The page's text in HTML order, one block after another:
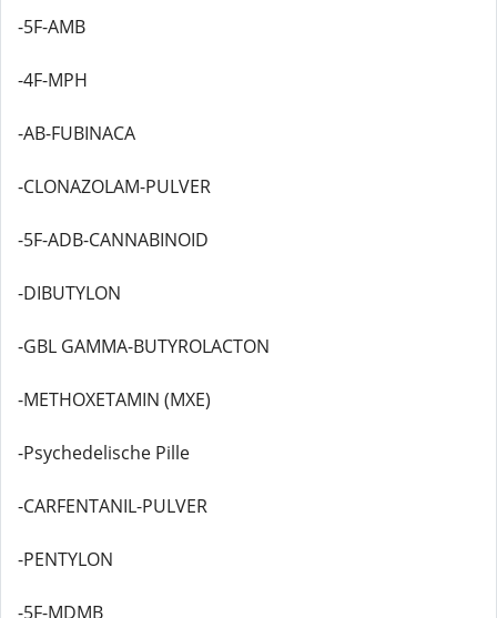
-5F-AMB
-4F-MPH
-AB-FUBINACA
-CLONAZOLAM-PULVER
-5F-ADB-CANNABINOID
-DIBUTYLON
-GBL GAMMA-BUTYROLACTON
-METHOXETAMIN (MXE)
-Psychedelische Pille
-CARFENTANIL-PULVER
-PENTYLON
-5F-MDMB